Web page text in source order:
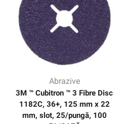
Abrazive
3M ™ Cubitron ™ 3 Fibre Disc
1182C, 36+, 125 mm x 22
mm, slot, 25/pungă, 100